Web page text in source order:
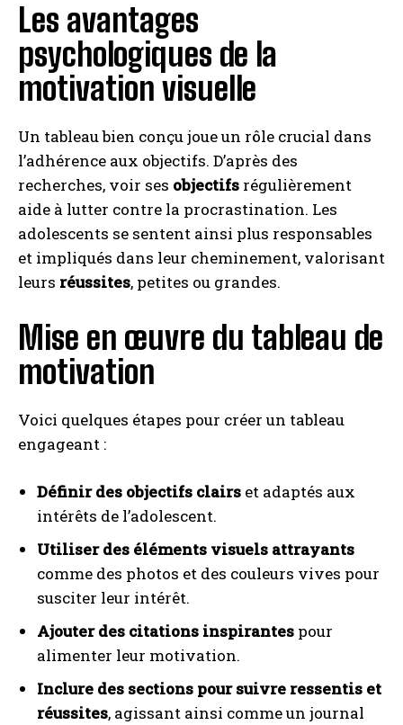
Les avantages
psychologiques de la
motivation visuelle
Un tableau bien conçu joue un rôle crucial dans
l’adhérence aux objectifs. D’après des
recherches, voir ses objectifs régulièrement
aide à lutter contre la procrastination. Les
adolescents se sentent ainsi plus responsables
et impliqués dans leur cheminement, valorisant
leurs réussites, petites ou grandes.
Mise en œuvre du tableau de
motivation
Voici quelques étapes pour créer un tableau
engageant :
Définir des objectifs clairs et adaptés aux
intérêts de l’adolescent.
Utiliser des éléments visuels attrayants
comme des photos et des couleurs vives pour
susciter leur intérêt.
Ajouter des citations inspirantes pour
alimenter leur motivation.
Inclure des sections pour suivre ressentis et
réussites, agissant ainsi comme un journal